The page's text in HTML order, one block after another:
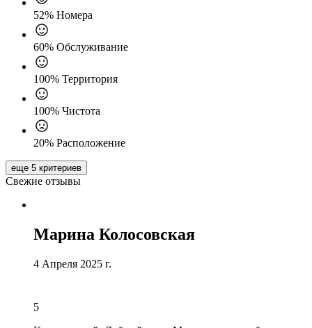
52% Номера
60% Обслуживание
100% Территория
100% Чистота
20% Расположение
еще 5 критериев
Свежие отзывы
Марина Колосовская
4 Апреля 2025 г.
5